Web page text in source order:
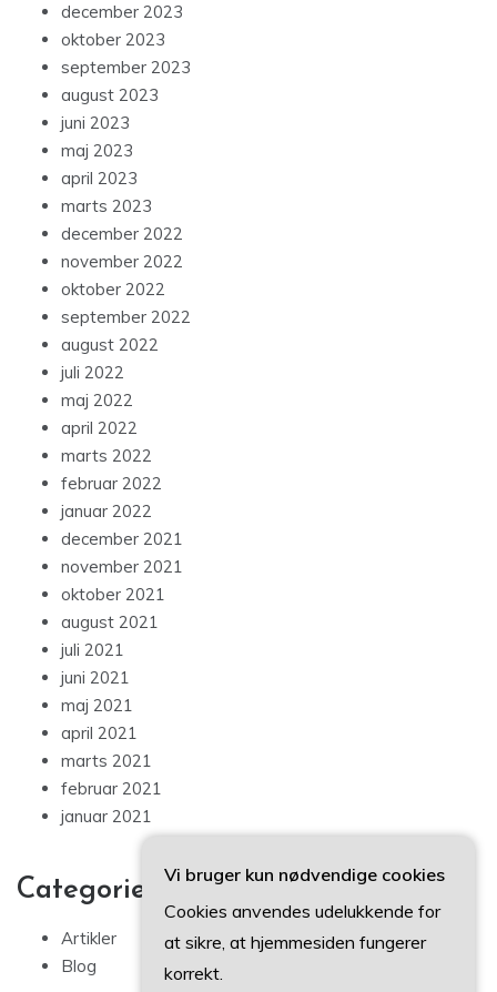
december 2023
oktober 2023
september 2023
august 2023
juni 2023
maj 2023
april 2023
marts 2023
december 2022
november 2022
oktober 2022
september 2022
august 2022
juli 2022
maj 2022
april 2022
marts 2022
februar 2022
januar 2022
december 2021
november 2021
oktober 2021
august 2021
juli 2021
juni 2021
maj 2021
april 2021
marts 2021
februar 2021
januar 2021
Categories
Artikler
Blog
Vi bruger kun nødvendige cookies
Cookies anvendes udelukkende for
at sikre, at hjemmesiden fungerer
korrekt.